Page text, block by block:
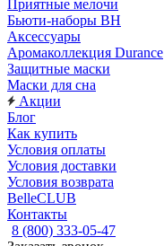
Приятные мелочи
Бьюти-наборы ВН
Аксессуары
Аромаколлекция Durance
Защитные маски
Маски для сна
Акции
Блог
Как купить
Условия оплаты
Условия доставки
Условия возврата
BelleCLUB
Контакты
8 (800) 333-05-47